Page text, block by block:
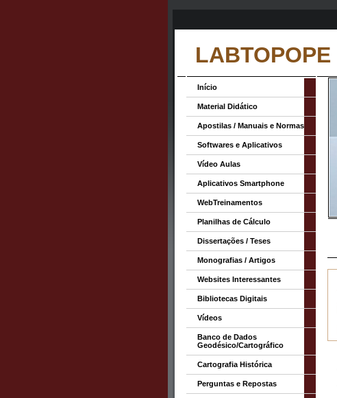
LABTOPOPE
Início
Material Didático
Apostilas / Manuais e Normas
Softwares e Aplicativos
Vídeo Aulas
Aplicativos Smartphone
WebTreinamentos
Planilhas de Cálculo
Dissertações / Teses
Monografias / Artigos
Websites Interessantes
Bibliotecas Digitais
Vídeos
Banco de Dados
Geodésico/Cartográfico
Cartografia Histórica
Perguntas e Repostas